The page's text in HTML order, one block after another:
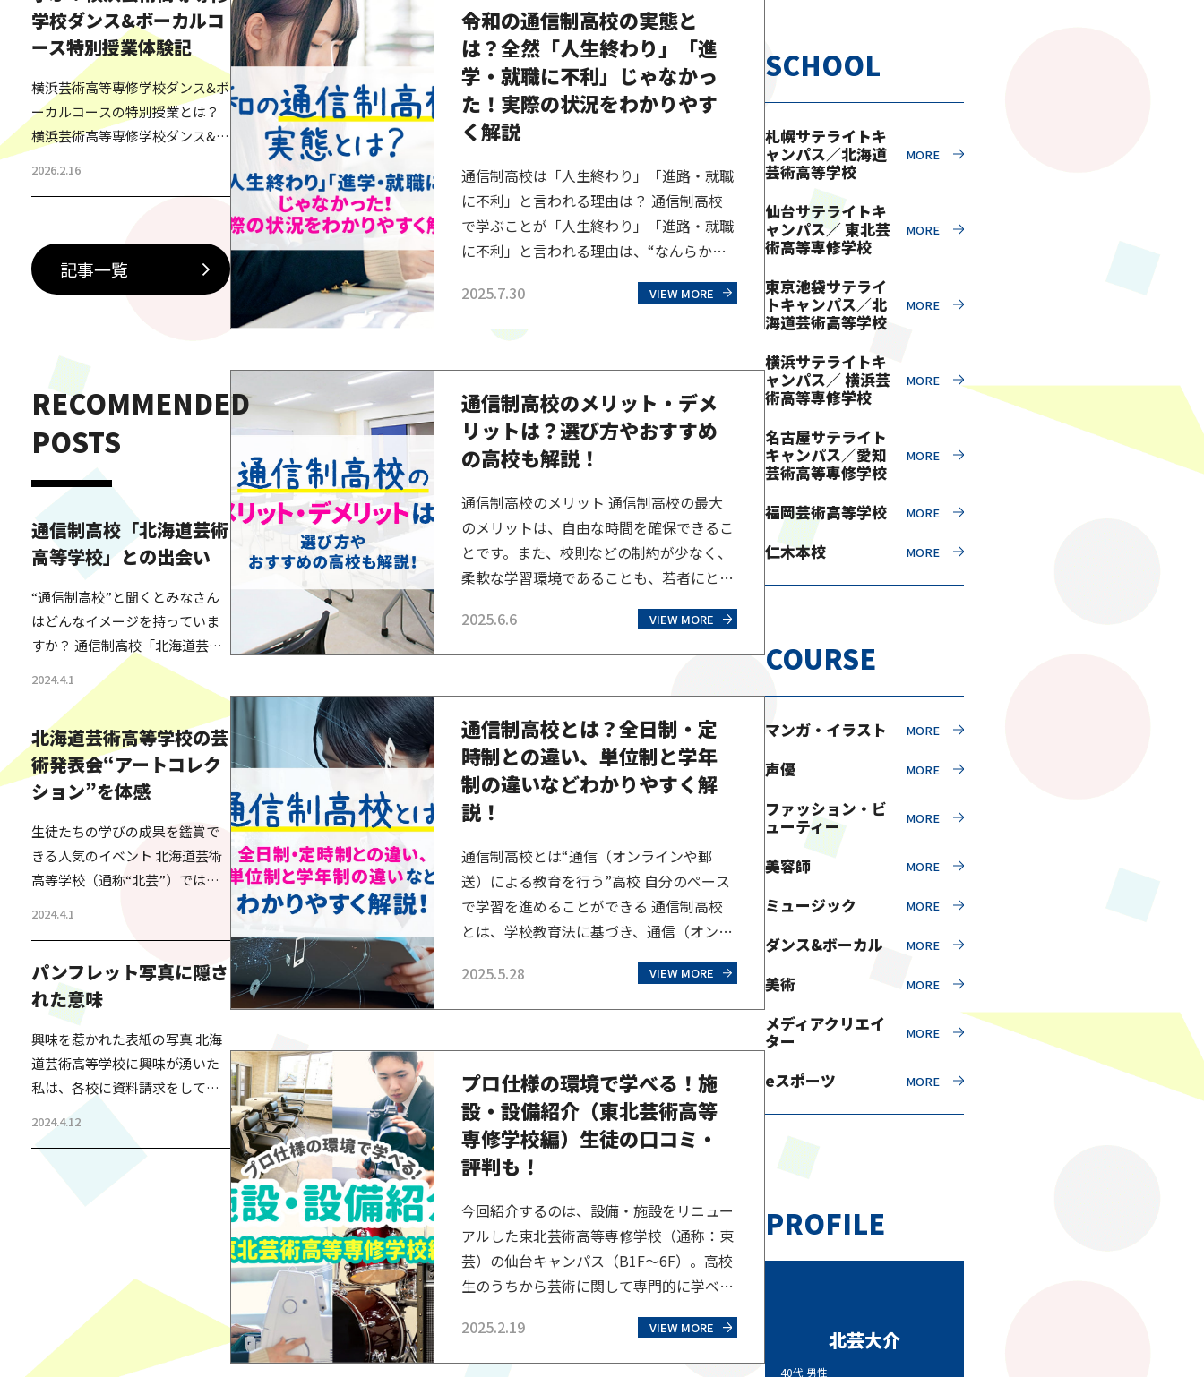
術高等学校の芸術発表会は、通信制高校な
らではの特徴がありま…
令和の通信制高校の実態と
は？全然「人生終わり」「進
学・就職に不利」じゃなかっ
た！実際の状況をわかりやす
く解説
通信制高校は「人生終わり」「進路・就職
に不利」と言われる理由は？ 通信制高校
で学ぶことが「人生終わり」「進路・就職
に不利」と言われる理由は、“なんらかの
多い”という過去のイメージが先行してい
るからでしょう。令和の現代では、オンラ
変わってきています。マイナスのイメージ
を持つ理由はなぜなのか、また、実際はど
うなのかを一つひとつ…
2025.7.30 VIEW MORE
通信制高校のメリット・デメ
リットは？選び方やおすすめ
の高校も解説！
通信制高校のメリット 通信制高校の最大
のメリットは、自由な時間を確保できるこ
とです。また、校則などの制約が少なく、
柔軟な学習環境であることも、若者にとっ
通信制高校に通う生徒数は増加しており、
2024年度には29万87人となり、高校生の
約11人に1人が通信制高校に通っている計
算で、これは過去最高人数です。時代に合
わせた多様なニーズに対応した学校が増え
ていることも…
2025.6.6 VIEW MORE
通信制高校とは？全日制・定
時制との違い、単位制と学年
制の違いなどわかりやすく解
説！
通信制高校とは“通信（オンラインや郵
送）による教育を行う”高校 自分のペース
で学習を進めることができる 通信制高校
とは、学校教育法に基づき、通信（オンラ
選ばずに自主学習を進め、単位を修得して
いく高等学校のことです。パソコンやタブ
分のペースで学習を進めることができるた
め、全日制・定時制とは異なる学習方法と
なっています。 全日…
2025.5.28 VIEW MORE
プロ仕様の環境で学べる！施
設・設備紹介（東北芸術高等
専修学校編）生徒の口コミ・
評判も！
今回紹介するのは、設備・施設をリニュー
アルした東北芸術高等専修学校（通称：東
芸）の仙台キャンパス（B1F〜6F）。高校
生のうちから芸術に関して専門的に学べる
の進学のみならず就職も視野に入れ、プロ
仕様の環境を用意。どのような学びの場
2025.2.19 VIEW MORE
SCHOOL
札幌サテライトキ
ャンパス／北海道
芸術高等学校
仙台サテライトキ
ャンパス／ 東北芸
術高等専修学校
東京池袋サテライ
トキャンパス／北
海道芸術高等学校
横浜サテライトキ
ャンパス／ 横浜芸
術高等専修学校
名古屋サテライト
キャンパス／愛知
芸術高等専修学校
福岡芸術高等学校
仁木本校
COURSE
マンガ・イラスト
声優
ファッション・ビ
ューティー
美容師
ミュージック
ダンス&ボーカル
美術
メディアクリエイ
ター
eスポーツ
PROFILE
北芸大介
40代 男性
校生が本物の結婚式をプロデュ
ースする実践型プロジェクトで
す。参加するのは、ファッショ
ンや美容を学ぶ3年生たち。ヘア
メイクや衣装の一部、演出、進
行に至るまで、結婚式のすべて
を生徒…
学校ダンス&ボーカルコ
ース特別授業体験記
横浜芸術高等専修学校ダンス&ボ
ーカルコースの特別授業とは？
横浜芸術高等専修学校ダンス&ボ
積んできた講師から直接指導を
受けられるこの機会は生徒たち
びとなっています。今回参加し
た特別授業では、プロならでは
の視点でダンス…
2026.2.16
記事一覧
RECOMMENDED
POSTS
通信制高校「北海道芸術
高等学校」との出会い
“通信制高校”と聞くとみなさん
はどんなイメージを持っていま
すか？ 通信制高校「北海道芸術
高等学校」通称“北芸”の名前を
私が知ったのは、今からちょう
ど20年くらい前のこと。 北海道
で高校の資格が取れる学校の特
区ができるということで、その
特区を活用して、北海道芸術高
だった。 その話を人づてに聞い
た私は、単に高卒の資格を欲し
い人が通信制で簡単に資格を取
得する仕組みで、日本の過…
2024.4.1
北海道芸術高等学校の芸
術発表会“アートコレク
ション”を体感
生徒たちの学びの成果を鑑賞で
きる人気のイベント 北海道芸術
高等学校（通称“北芸”）では、
を毎年行っている。 生徒・保護
者・これから受験を考えている
方・生徒の母校の先生など、幅
広い方が生徒の様子を見に来ら
れる発表会である。2,000人ほど
収容できるホールが、毎年満員
になる人気のイベントだ。 その
発表会の成果を見れば…
2024.4.1
パンフレット写真に隠さ
れた意味
興味を惹かれた表紙の写真 北海
道芸術高等学校に興味が湧いた
私は、各校に資料請求をしてみ
真が掲載されていた。足を組ん
でる方もいて、それが少し気に
なったが、パンフレットをひと
通り読み終えた。 後日、職員の
2024.4.12